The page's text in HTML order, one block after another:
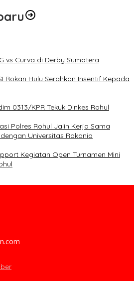
vs Curva di Derby Sumatera
Rokan Hulu Serahkan Insentif Kepada
0313/KPR Tekuk Dinkes Rohul
Polres Rohul Jalin Kerja Sama
Universitas Rokania
Kegiatan Open Turnamen Mini